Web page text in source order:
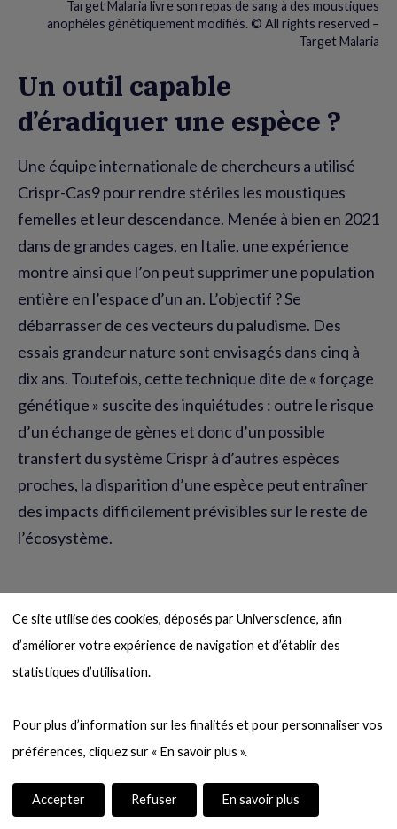
Ce site utilise des cookies, déposés par Universcience, afin
d’améliorer votre expérience de navigation et d’établir des
statistiques d’utilisation.
Pour plus d’information sur les finalités et pour personnaliser vos
Accepter Refuser En savoir plus
Sommaire
Un outil capable
d’éradiquer une espèce ?
Une équipe internationale de chercheurs a utilisé
Crispr-Cas9 pour rendre stériles les moustiques
femelles et leur descendance. Menée à bien en 2021
dans de grandes cages, en Italie, une expérience
montre ainsi que l’on peut supprimer une population
entière en l’espace d’un an. L’objectif ? Se
débarrasser de ces vecteurs du paludisme. Des
essais grandeur nature sont envisagés dans cinq à
dix ans. Toutefois, cette technique dite de « forçage
génétique » suscite des inquiétudes : outre le risque
d’un échange de gènes et donc d’un possible
transfert du système Crispr à d’autres espèces
proches, la disparition d’une espèce peut entraîner
des impacts difficilement prévisibles sur le reste de
l’écosystème.
Target Malaria livre son repas de sang à des moustiques
anophèles génétiquement modifiés. © All rights reserved –
Target Malaria